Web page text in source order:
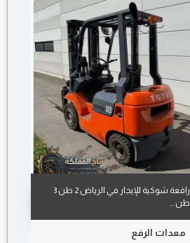
رافعة شوكية للإيجار في الرياض 2 طن 3
طن ...
معدات الرفع